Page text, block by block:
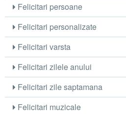
Felicitari persoane
Felicitari personalizate
Felicitari varsta
Felicitari zilele anului
Felicitari zile saptamana
Felicitari muzicale